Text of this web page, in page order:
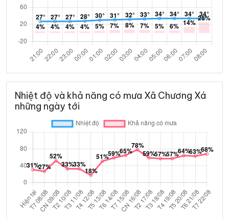
Nhiệt độ và khả năng có mưa Xã Chương Xá
những ngày tới